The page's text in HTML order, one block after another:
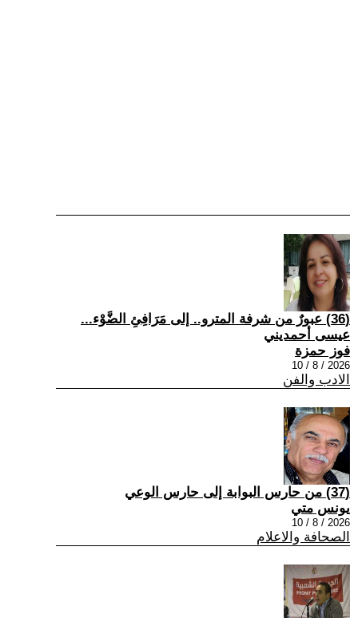
(36) عبورٌ من شرفة المترو.. إلى مَرَافِئِ الضَّوْء...
عيسى أحمديني
فوز حمزة
2026 / 8 / 10
الادب والفن
(37) من حارس البوابة إلى حارس الوعي
يونس متي
2026 / 8 / 10
الصحافة والاعلام